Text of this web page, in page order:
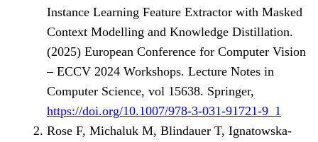
Instance Learning Feature Extractor with Masked
Context Modelling and Knowledge Distillation.
(2025) European Conference for Computer Vision
– ECCV 2024 Workshops. Lecture Notes in
Computer Science, vol 15638. Springer,
https://doi.org/10.1007/978-3-031-91721-9_1
Rose F, Michaluk M, Blindauer T, Ignatowska-